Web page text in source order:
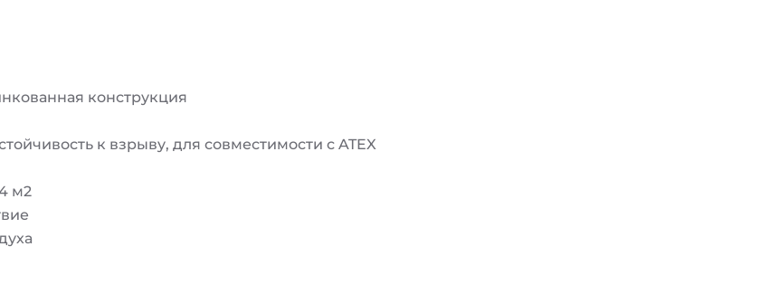
конструкция
к взрыву, для совместимости с ATEX
м2